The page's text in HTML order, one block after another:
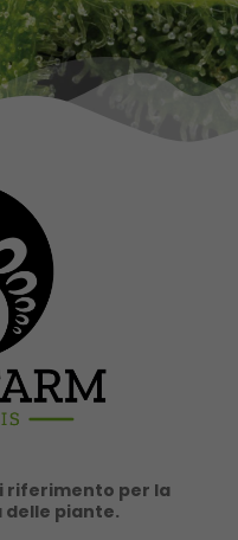
riferimento per la
delle piante.